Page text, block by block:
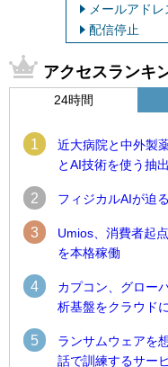
メールアド
配信停止
アクセスランキ
24時間
1
近大病院と中外製
とAI技術を使う抽
2 フィジカルAIが迫
3
Umios、消費者起
を本格稼働
4
カプコン、グロー
析基盤をクラウド
5
ランサムウェアを
話で訓練するサー